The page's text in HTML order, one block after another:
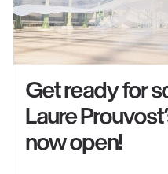
content
Get ready for
Laure
now open!